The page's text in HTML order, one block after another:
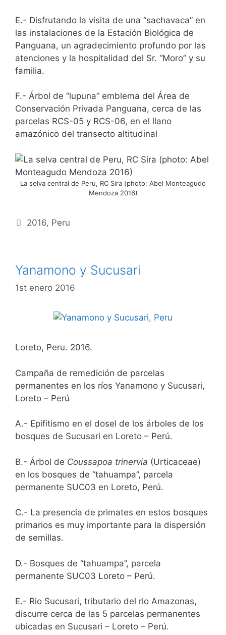
E.- Disfrutando la visita de una “sachavaca” en
las instalaciones de la Estación Biológica de
Panguana, un agradecimiento profundo por las
atenciones y la hospitalidad del Sr. “Moro” y su
familia.
F.- Árbol de “lupuna” emblema del Área de
Conservación Privada Panguana, cerca de las
parcelas RCS-05 y RCS-06, en el llano
amazónico del transecto altitudinal
La selva central de Peru, RC Sira (photo: Abel Monteagudo
Mendoza 2016)
Etiquetas
2016, Peru
Yanamono y Sucusari
1st enero 2016
Loreto, Peru. 2016.
Campaña de remedición de parcelas
permanentes en los ríos Yanamono y Sucusari,
Loreto – Perú
A.- Epifitismo en el dosel de los árboles de los
bosques de Sucusari en Loreto – Perú.
B.- Árbol de Coussapoa trinervia (Urticaceae)
en los bosques de “tahuampa”, parcela
permanente SUC03 en Loreto, Perú.
C.- La presencia de primates en estos bosques
primarios es muy importante para la dispersión
de semillas.
D.- Bosques de “tahuampa”, parcela
permanente SUC03 Loreto – Perú.
E.- Rio Sucusari, tributario del rio Amazonas,
discurre cerca de las 5 parcelas permanentes
ubicadas en Sucusari – Loreto – Perú.